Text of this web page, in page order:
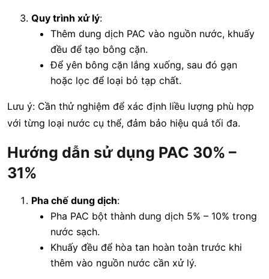
Quy trình xử lý:
Thêm dung dịch PAC vào nguồn nước, khuấy
đều để tạo bông cặn.
Để yên bông cặn lắng xuống, sau đó gạn
hoặc lọc để loại bỏ tạp chất.
Lưu ý: Cần thử nghiệm để xác định liều lượng phù hợp
với từng loại nước cụ thể, đảm bảo hiệu quả tối đa.
Hướng dẫn sử dụng PAC 30% –
31%
Pha chế dung dịch:
Pha PAC bột thành dung dịch 5% – 10% trong
nước sạch.
Khuấy đều để hòa tan hoàn toàn trước khi
thêm vào nguồn nước cần xử lý.